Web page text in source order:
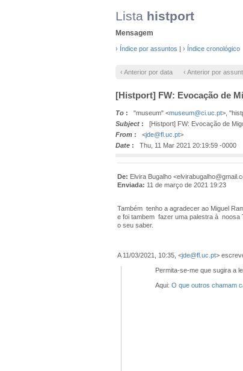
Lista histport
Mensagem
› Índice por assuntos | › Índice cronológico
‹ Anterior por data ‹ Anterior por
[Histport] FW: Evocação de
To : "museum" <museum@ci.uc.pt>,
Subject : [Histport] FW: Evocação de
From : <jde@fl.uc.pt>
Date : Thu, 11 Mar 2021 20:19:59 -0000
De: Elvira Bugalho
Enviada: 11 de março de 2021 19:23
Também tenho a agradecer ao Miguel
e foi tambem fazer uma palestra à noosa
o seu saber.
A 11/03/2021, 10:35, <jde@fl.uc.pt>
Permita-se-me que sugira a
Aqui: O que outros chamam
J.